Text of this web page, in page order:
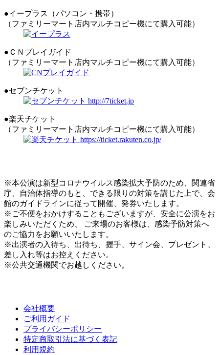
●イープラス（パソコン・携帯）
（ファミリーマート店内マルチコピー機にて購入可能）
●ＣＮプレイガイド
（ファミリーマート店内マルチコピー機にて購入可能）
●セブンチケット
●楽天チケット
（ファミリーマート店内マルチコピー機にて購入可能）
※本公演は新型コロナウイルス感染拡大予防のため、関連省
庁、自治体指導のもと、できる限りの対策を講じた上で、会
館のガイドラインに従って開催、発券いたします。
※ご不便をおかけすることもございますが、安全に公演をお
楽しみいただくため、 ご来場のお客様は、感染予防対策へ
のご協力をお願いいたします。
※出演者の入待ち、出待ち、握手、サイン会、プレゼント、
差し入れ等はお控えください。
※公共交通機関でお越しください。
会社概要
ご利用ガイド
プライバシーポリシー
特定商取引法に基づく表記
利用規約